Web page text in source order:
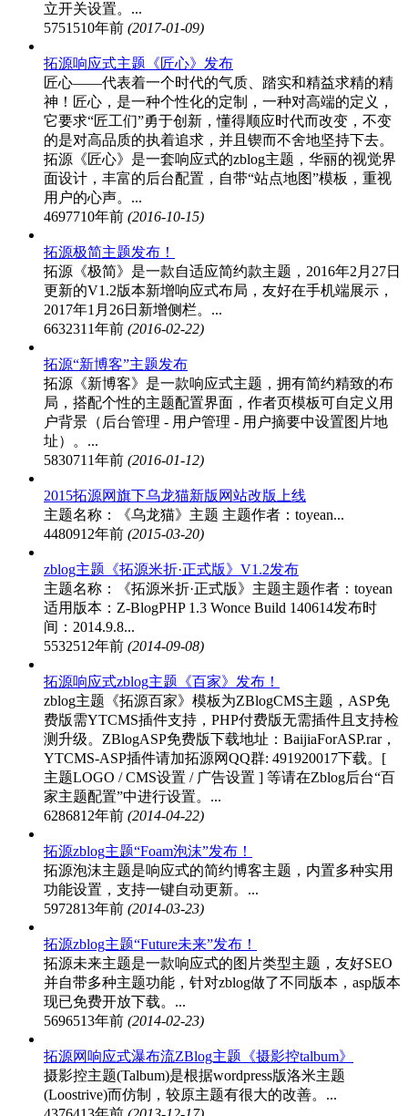
立开关设置。...
5751510年前 (2017-01-09)
拓源响应式主题《匠心》发布
匠心——代表着一个时代的气质、踏实和精益求精的精
神！匠心，是一种个性化的定制，一种对高端的定义，
它要求“匠工们”勇于创新，懂得顺应时代而改变，不变
的是对高品质的执着追求，并且锲而不舍地坚持下去。
拓源《匠心》是一套响应式的zblog主题，华丽的视觉界
面设计，丰富的后台配置，自带“站点地图”模板，重视
用户的心声。...
4697710年前 (2016-10-15)
拓源极简主题发布！
拓源《极简》是一款自适应简约款主题，2016年2月27日
更新的V1.2版本新增响应式布局，友好在手机端展示，
2017年1月26日新增侧栏。...
6632311年前 (2016-02-22)
拓源“新博客”主题发布
拓源《新博客》是一款响应式主题，拥有简约精致的布
局，搭配个性的主题配置界面，作者页模板可自定义用
户背景（后台管理 - 用户管理 - 用户摘要中设置图片地
址）。...
5830711年前 (2016-01-12)
2015拓源网旗下乌龙猫新版网站改版上线
主题名称：《乌龙猫》主题 主题作者：toyean...
4480912年前 (2015-03-20)
zblog主题《拓源米折·正式版》V1.2发布
主题名称：《拓源米折·正式版》主题主题作者：toyean
适用版本：Z-BlogPHP 1.3 Wonce Build 140614发布时
间：2014.9.8...
5532512年前 (2014-09-08)
拓源响应式zblog主题《百家》发布！
zblog主题《拓源百家》模板为ZBlogCMS主题，ASP免
费版需YTCMS插件支持，PHP付费版无需插件且支持检
测升级。ZBlogASP免费版下载地址：BaijiaForASP.rar，
YTCMS-ASP插件请加拓源网QQ群: 491920017下载。[
主题LOGO / CMS设置 / 广告设置 ] 等请在Zblog后台“百
家主题配置”中进行设置。...
6286812年前 (2014-04-22)
拓源zblog主题“Foam泡沫”发布！
拓源泡沫主题是响应式的简约博客主题，内置多种实用
功能设置，支持一键自动更新。...
5972813年前 (2014-03-23)
拓源zblog主题“Future未来”发布！
拓源未来主题是一款响应式的图片类型主题，友好SEO
并自带多种主题功能，针对zblog做了不同版本，asp版本
现已免费开放下载。...
5696513年前 (2014-02-23)
拓源网响应式瀑布流ZBlog主题《摄影控talbum》
摄影控主题(Talbum)是根据wordpress版洛米主题
(Loostrive)而仿制，较原主题有很大的改善。...